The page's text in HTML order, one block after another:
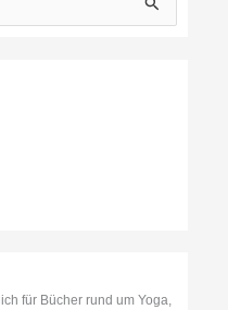
für Bücher rund um Yoga,